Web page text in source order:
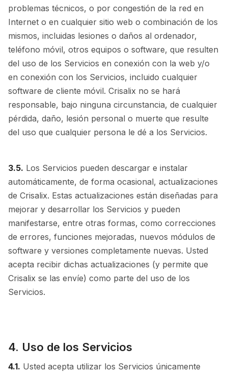
problemas técnicos, o por congestión de la red en
Internet o en cualquier sitio web o combinación de los
mismos, incluidas lesiones o daños al ordenador,
teléfono móvil, otros equipos o software, que resulten
del uso de los Servicios en conexión con la web y/o
en conexión con los Servicios, incluido cualquier
software de cliente móvil. Crisalix no se hará
responsable, bajo ninguna circunstancia, de cualquier
pérdida, daño, lesión personal o muerte que resulte
del uso que cualquier persona le dé a los Servicios.
3.5. Los Servicios pueden descargar e instalar
automáticamente, de forma ocasional, actualizaciones
de Crisalix. Estas actualizaciones están diseñadas para
mejorar y desarrollar los Servicios y pueden
manifestarse, entre otras formas, como correcciones
de errores, funciones mejoradas, nuevos módulos de
software y versiones completamente nuevas. Usted
acepta recibir dichas actualizaciones (y permite que
Crisalix se las envíe) como parte del uso de los
Servicios.
4. Uso de los Servicios
4.1. Usted acepta utilizar los Servicios únicamente